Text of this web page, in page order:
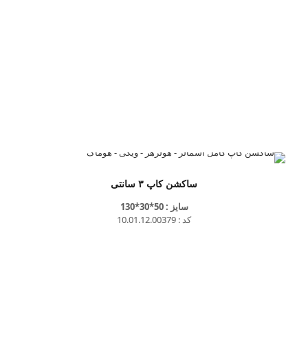
ساکشن کاپ ۳ سانتی
سایز : 50*30*130
کد : 10.01.12.00379